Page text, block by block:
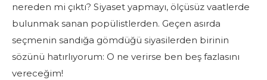
nereden mi çıktı? Siyaset yapmayı, ölçüsüz vaatlerde
bulunmak sanan popülistlerden. Geçen asırda
seçmenin sandığa gömdüğü siyasilerden birinin
sözünü hatırlıyorum: O ne verirse ben beş fazlasını
vereceğim!